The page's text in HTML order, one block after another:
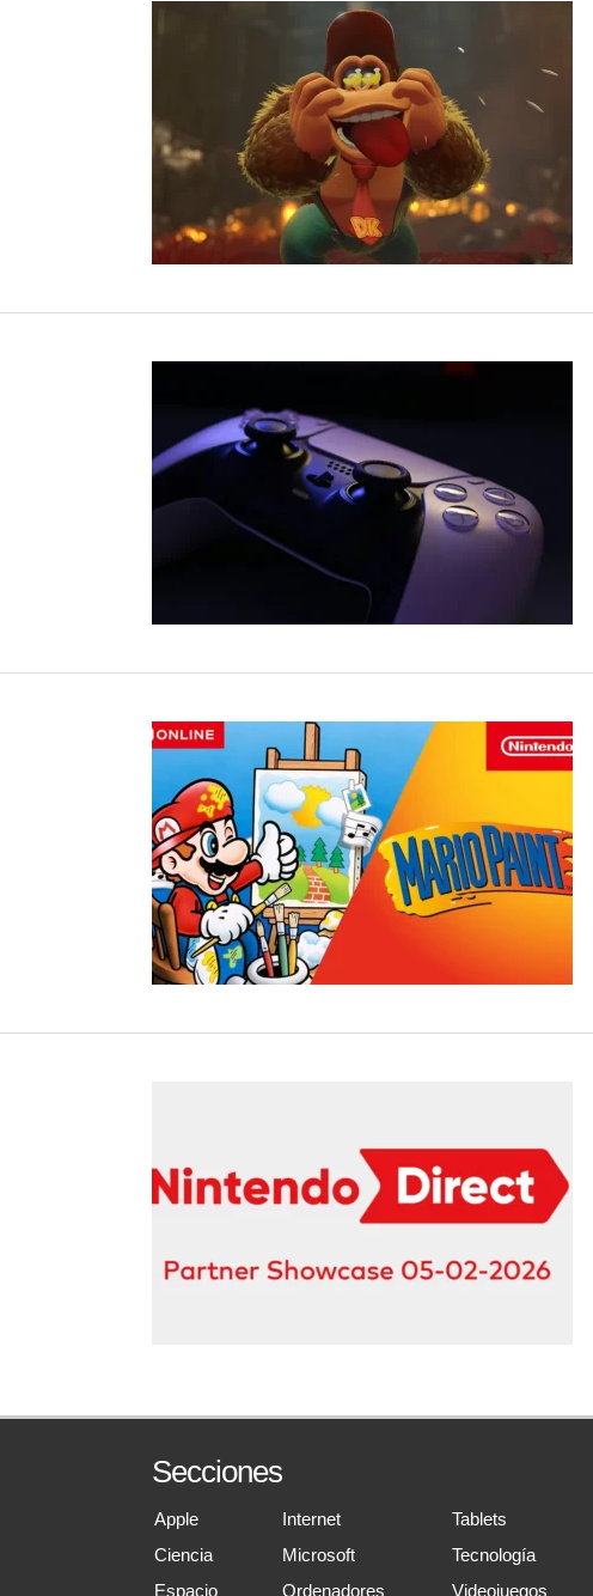
Secciones
Apple
Ciencia
Espacio
Internet
Microsoft
Ordenadores
Tablets
Tecnología
Videojuegos